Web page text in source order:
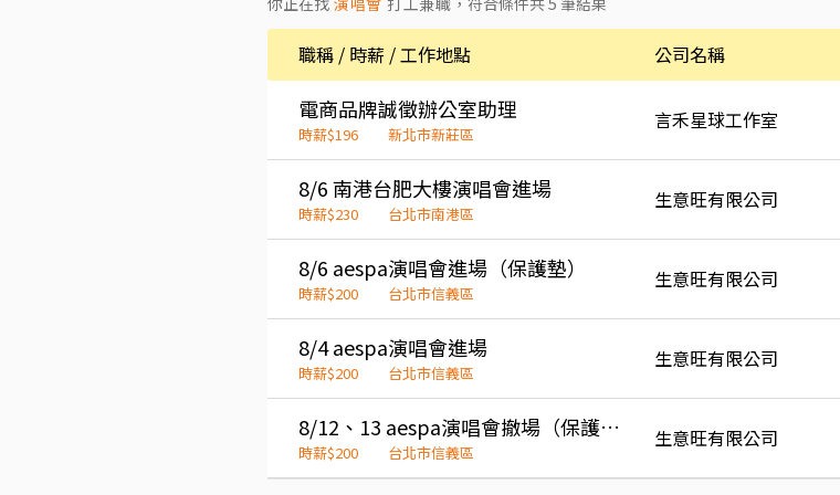
職稱 / 時薪 / 工作地點 公司名稱
電商品牌誠徵辦公室助理
時薪$196 新北市新莊區
言禾星球工作室
8/6 南港台肥大樓演唱會進場
時薪$230 台北市南港區
生意旺有限公司
8/6 aespa演唱會進場（保護墊）
時薪$200 台北市信義區
生意旺有限公司
8/4 aespa演唱會進場
時薪$200 台北市信義區
生意旺有限公司
8/12、13 aespa演唱會撤場（保護墊）
時薪$200 台北市信義區
生意旺有限公司